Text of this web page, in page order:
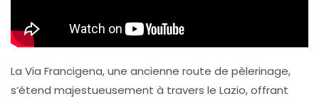
La Via Francigena, une ancienne route de pèlerinage,
s’étend majestueusement à travers le Lazio, offrant